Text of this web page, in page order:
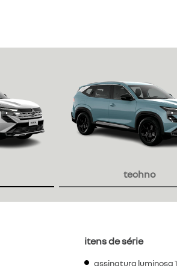
techno
itens de série
assinatura luminosa